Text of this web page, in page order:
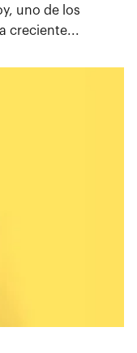
uno de los
creciente...